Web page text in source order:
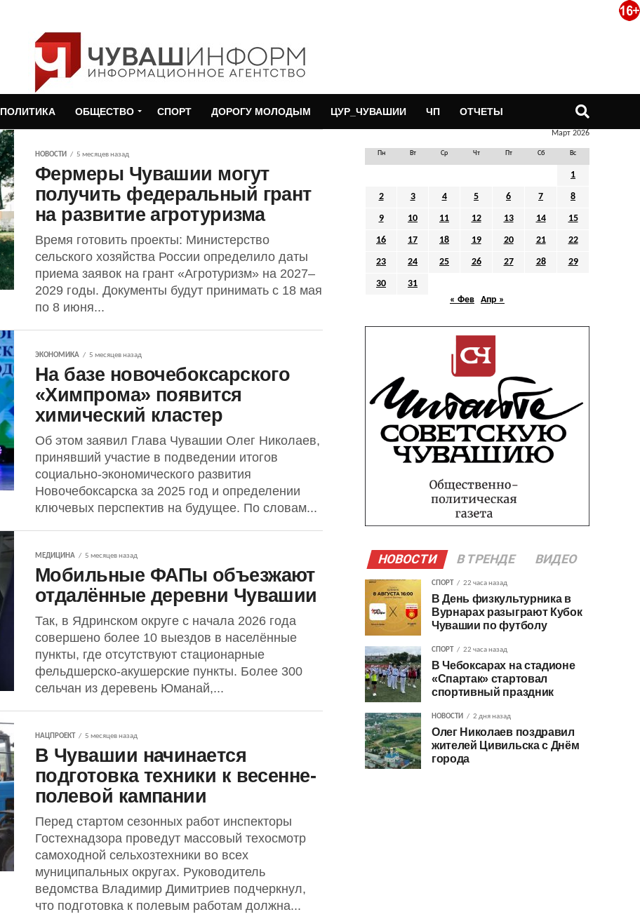
ПОЛИТИКА ОБЩЕСТВО СПОРТ ДОРОГУ МОЛОДЫМ ЦУР_ЧУВАШИИ ЧП ОТЧЕТЫ
НОВОСТИ 5 месяцев назад
Фермеры Чувашии могут
получить федеральный грант
на развитие агротуризма
Время готовить проекты: Министерство
сельского хозяйства России определило даты
приема заявок на грант «Агротуризм» на 2027–
2029 годы. Документы будут принимать с 18 мая
по 8 июня...
ЭКОНОМИКА 5 месяцев назад
На базе новочебоксарского
«Химпрома» появится
химический кластер
Об этом заявил Глава Чувашии Олег Николаев,
принявший участие в подведении итогов
социально-экономического развития
Новочебоксарска за 2025 год и определении
ключевых перспектив на будущее. По словам...
МЕДИЦИНА 5 месяцев назад
Мобильные ФАПы объезжают
отдалённые деревни Чувашии
Так, в Ядринском округе с начала 2026 года
совершено более 10 выездов в населённые
пункты, где отсутствуют стационарные
фельдшерско-акушерские пункты. Более 300
сельчан из деревень Юманай,...
НАЦПРОЕКТ 5 месяцев назад
В Чувашии начинается
подготовка техники к весенне-
полевой кампании
Перед стартом сезонных работ инспекторы
Гостехнадзора проведут массовый техосмотр
самоходной сельхозтехники во всех
муниципальных округах. Руководитель
ведомства Владимир Димитриев подчеркнул,
что подготовка к полевым работам должна...
Март 2026
Пн Вт Ср Чт Пт Сб Вс
1
2 3 4 5 6 7 8
9 10 11 12 13 14 15
16 17 18 19 20 21 22
23 24 25 26 27 28 29
30
31
« Фев Апр »
НОВОСТИ В ТРЕНДЕ ВИДЕО
СПОРТ 22 часа назад
В День физкультурника в
Вурнарах разыграют Кубок
Чувашии по футболу
СПОРТ 22 часа назад
В Чебоксарах на стадионе
«Спартак» стартовал
спортивный праздник
НОВОСТИ 2 дня назад
Олег Николаев поздравил
жителей Цивильска с Днём
города